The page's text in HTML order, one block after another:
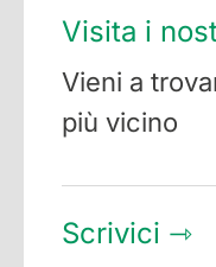
Visita i
Vieni a
più vicino
Scrivici ⇾